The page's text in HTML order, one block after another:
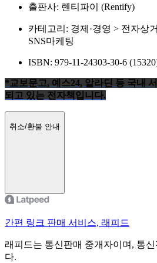
출판사: 렌티파이 (Rentify)
카테고리: 경제·경영 > 전자상
SNS마케팅
ISBN: 979-11-24303-30-6
*교보문고, 예스24, 알라딘 등 국내
되고 있는 전자책입니다.
취소/환불 안내
간편 링크 판매 서비스, 래피드
래피드는 통신판매 중개자이며, 통
다.